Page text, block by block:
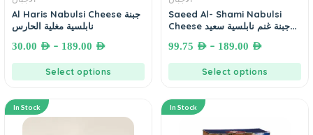
Al Haris Nabulsi Cheese جبنة
نابلسية مغلية الحارس
30.00 AED – 189.00 AED
Select options
Saeed Al- Shami Nabulsi
Cheese جبنة غنم نابلسية سعيد
99.75 AED – 189.00 AED
Select options
In Stock In Stock